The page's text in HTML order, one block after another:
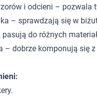
i odcieni – pozwala
– sprawdzają się w
do różnych
– dobrze komponują się